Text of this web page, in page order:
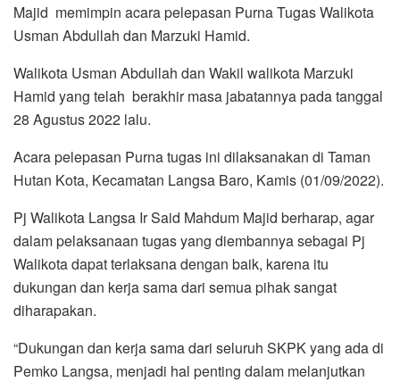
Majid memimpin acara pelepasan Purna Tugas Walikota
Usman Abdullah dan Marzuki Hamid.
Walikota Usman Abdullah dan Wakil walikota Marzuki
Hamid yang telah berakhir masa jabatannya pada tanggal
28 Agustus 2022 lalu.
Acara pelepasan Purna tugas ini dilaksanakan di Taman
Hutan Kota, Kecamatan Langsa Baro, Kamis (01/09/2022).
Pj Walikota Langsa Ir Said Mahdum Majid berharap, agar
dalam pelaksanaan tugas yang diembannya sebagai Pj
Walikota dapat terlaksana dengan baik, karena itu
dukungan dan kerja sama dari semua pihak sangat
diharapakan.
“Dukungan dan kerja sama dari seluruh SKPK yang ada di
Pemko Langsa, menjadi hal penting dalam melanjutkan